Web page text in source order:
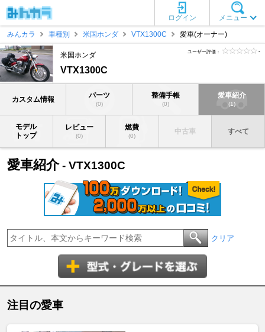
メニュー
ログイン
みんカラ
車種別 米国ホンダ VTX1300C 愛車(オーナー)
米国ホンダ
VTX1300C
ユーザー評価： -
カスタム情報 パーツ
(0)
整備手帳
(0)
愛車紹介
(1)
モデル
トップ
レビュー
(0)
燃費
(0)
中古車 すべて
愛車紹介- VTX1300C
クリア
注目の愛車